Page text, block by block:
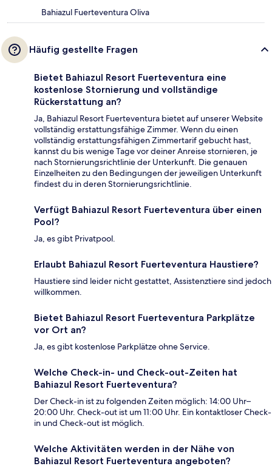
Bahiazul Fuerteventura Oliva
Häufig gestellte Fragen
Bietet Bahiazul Resort Fuerteventura eine
kostenlose Stornierung und vollständige
Rückerstattung an?
Ja, Bahiazul Resort Fuerteventura bietet auf unserer Website
vollständig erstattungsfähige Zimmer. Wenn du einen
vollständig erstattungsfähigen Zimmertarif gebucht hast,
kannst du bis wenige Tage vor deiner Anreise stornieren, je
nach Stornierungsrichtlinie der Unterkunft. Die genauen
Einzelheiten zu den Bedingungen der jeweiligen Unterkunft
findest du in deren Stornierungsrichtlinie.
Verfügt Bahiazul Resort Fuerteventura über einen
Pool?
Ja, es gibt Privatpool.
Erlaubt Bahiazul Resort Fuerteventura Haustiere?
Haustiere sind leider nicht gestattet, Assistenztiere sind jedoch
willkommen.
Bietet Bahiazul Resort Fuerteventura Parkplätze
vor Ort an?
Ja, es gibt kostenlose Parkplätze ohne Service.
Welche Check-in- und Check-out-Zeiten hat
Bahiazul Resort Fuerteventura?
Der Check-in ist zu folgenden Zeiten möglich: 14:00 Uhr–
20:00 Uhr. Check-out ist um 11:00 Uhr. Ein kontaktloser Check-
in und Check-out ist möglich.
Welche Aktivitäten werden in der Nähe von
Bahiazul Resort Fuerteventura angeboten?